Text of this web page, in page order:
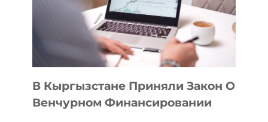
FINANCE
&
TECHNOLOGY
FORUM
В Кыргызстане Приняли Закон О
Венчурном Финансировании